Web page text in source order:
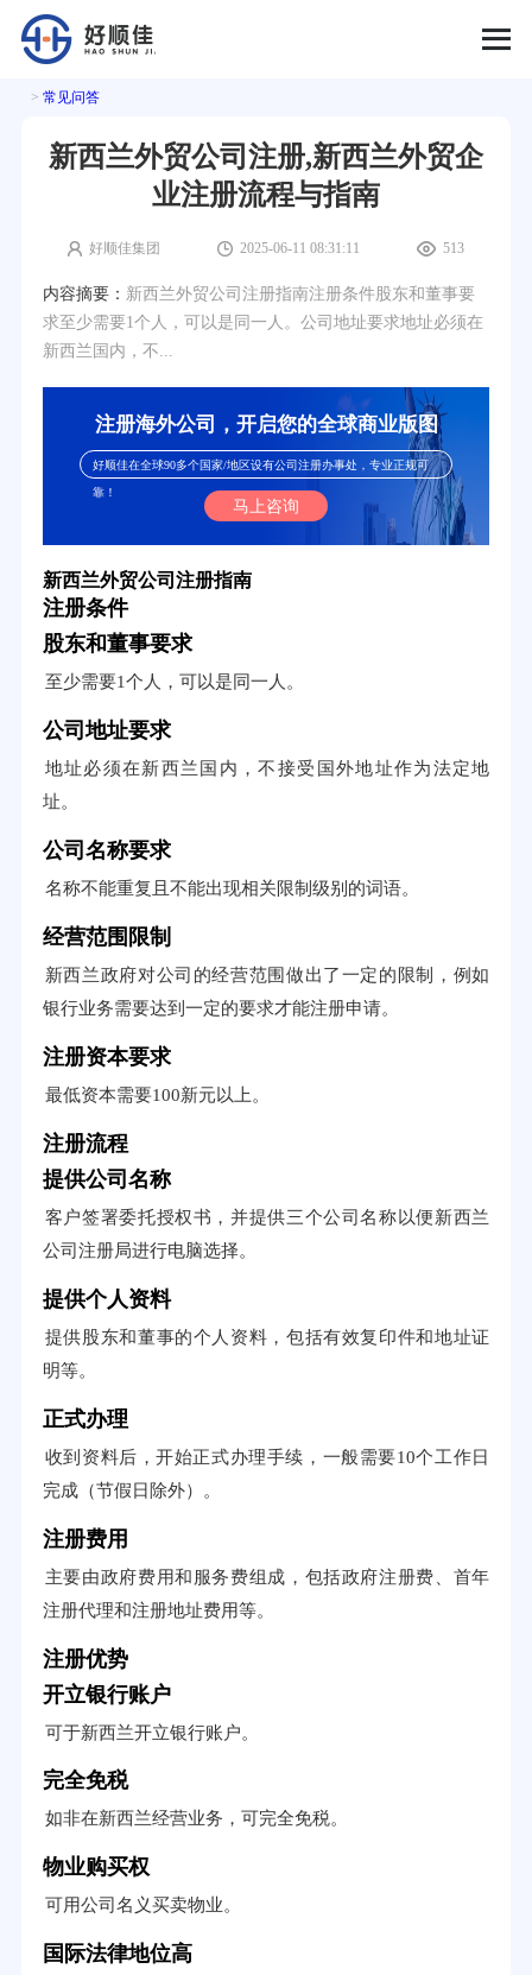
> 常见问答
新西兰外贸公司注册,新西兰外贸企
业注册流程与指南
好顺佳集团 2025-06-11 08:31:11 513
内容摘要： 新西兰外贸公司注册指南注册条件股东和董事要
求至少需要1个人，可以是同一人。公司地址要求地址必须在
新西兰国内，不...
注册海外公司，开启您的全球商业版图
好顺佳在全球90多个国家/地区设有公司注册办事处，专业正规可
靠！
马上咨询
新西兰外贸公司注册指南
注册条件
股东和董事要求
至少需要1个人，可以是同一人。
公司地址要求
地址必须在新西兰国内，不接受国外地址作为法定地
址。
公司名称要求
名称不能重复且不能出现相关限制级别的词语。
经营范围限制
新西兰政府对公司的经营范围做出了一定的限制，例如
银行业务需要达到一定的要求才能注册申请。
注册资本要求
最低资本需要100新元以上。
注册流程
提供公司名称
客户签署委托授权书，并提供三个公司名称以便新西兰
公司注册局进行电脑选择。
提供个人资料
提供股东和董事的个人资料，包括有效复印件和地址证
明等。
正式办理
收到资料后，开始正式办理手续，一般需要10个工作日
完成（节假日除外）。
注册费用
主要由政府费用和服务费组成，包括政府注册费、首年
注册代理和注册地址费用等。
注册优势
开立银行账户
可于新西兰开立银行账户。
完全免税
如非在新西兰经营业务，可完全免税。
物业购买权
可用公司名义买卖物业。
国际法律地位高